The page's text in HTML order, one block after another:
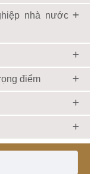
nhà nước
điểm